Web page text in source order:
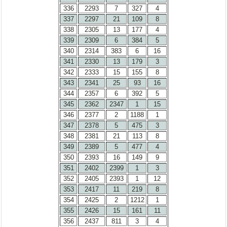
336
2293 7 327
4
337
2297 21 109
8
338
2305 13 177
4
339
2309 6 384
5
340
2314 383 6
16
341
2330 13 179
3
342
2333 15 155
8
343
2341 25 93
16
344
2357 6 392
5
345
2362 2347 1
15
346
2377 2 1188
1
347
2378 5 475
3
348
2381 21 113
8
349
2389 5 477
4
350
2393 16 149
9
351
2402 2399 1
3
352
2405 2393 1
12
353
2417 11 219
8
354
2425 2 1212
1
355
2426 15 161
11
356
2437 811 3 4